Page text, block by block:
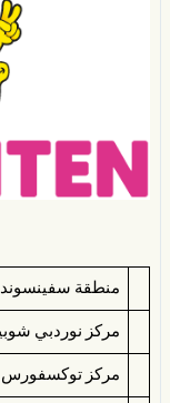
منطقة سفينسوند
مركز نوردبي
مركز توكسفورس